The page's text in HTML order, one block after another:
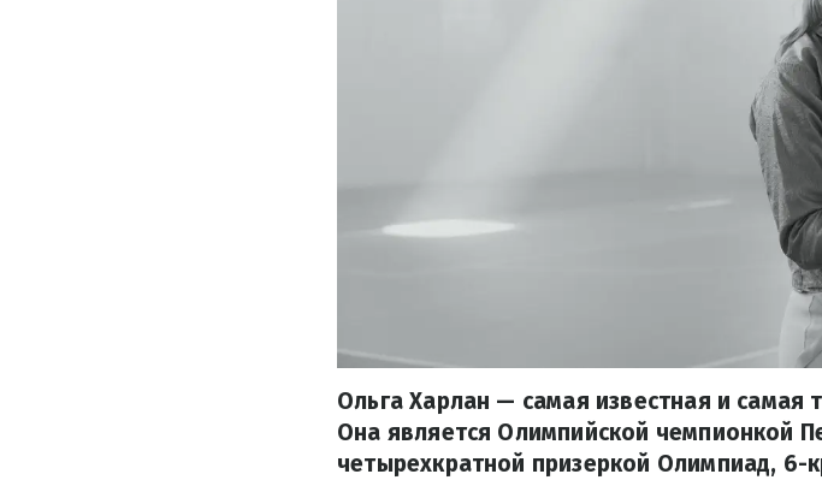
Ольга Харлан — самая известная и
Она является Олимпийской чемпионкой
четырехкратной призеркой Олимпиад, 6-